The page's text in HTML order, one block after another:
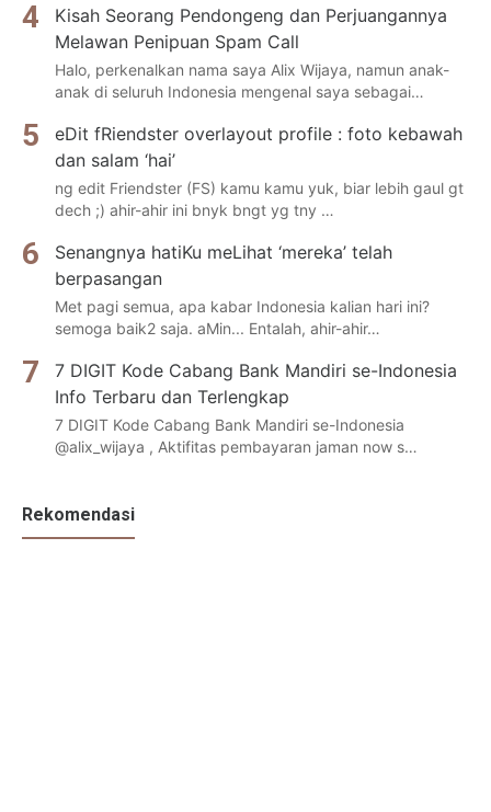
Kisah Seorang Pendongeng dan Perjuangannya
Melawan Penipuan Spam Call
Halo, perkenalkan nama saya Alix Wijaya, namun anak-
anak di seluruh Indonesia mengenal saya sebagai…
eDit fRiendster overlayout profile : foto kebawah
dan salam ‘hai’
ng edit Friendster (FS) kamu kamu yuk, biar lebih gaul gt
dech ;) ahir-ahir ini bnyk bngt yg tny …
Senangnya hatiKu meLihat ‘mereka’ telah
berpasangan
Met pagi semua, apa kabar Indonesia kalian hari ini?
semoga baik2 saja. aMin... Entalah, ahir-ahir…
7 DIGIT Kode Cabang Bank Mandiri se-Indonesia
Info Terbaru dan Terlengkap
7 DIGIT Kode Cabang Bank Mandiri se-Indonesia
@alix_wijaya , Aktifitas pembayaran jaman now s…
Rekomendasi